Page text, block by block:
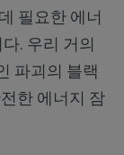
필요한 에너
. 우리 거의
파괴의 블랙
한 에너지 잠